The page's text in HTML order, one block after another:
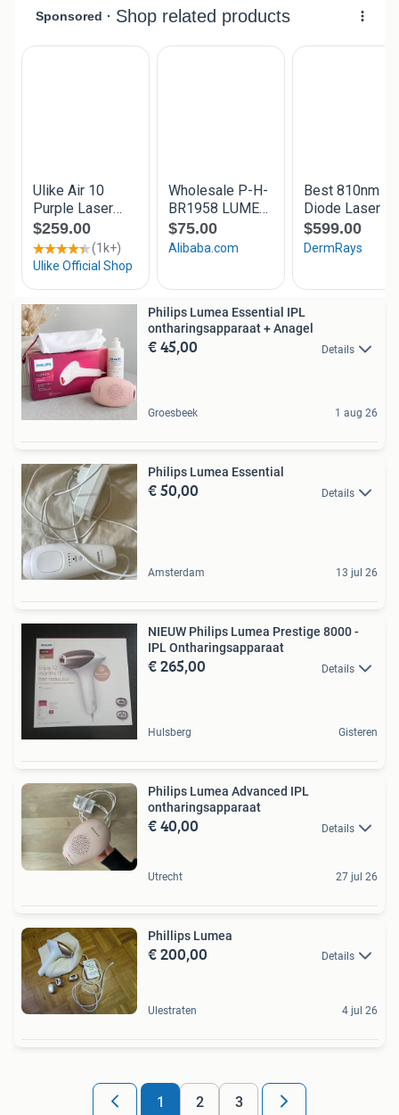
Philips Lumea Essential IPL
ontharingsapparaat + Anagel
€ 45,00 Details
Groesbeek 1 aug 26
Philips Lumea Essential
€ 50,00 Details
Amsterdam 13 jul 26
NIEUW Philips Lumea Prestige 8000 -
IPL Ontharingsapparaat
€ 265,00 Details
Hulsberg Gisteren
Philips Lumea Advanced IPL
ontharingsapparaat
€ 40,00 Details
Utrecht 27 jul 26
Phillips Lumea
€ 200,00 Details
Ulestraten 4 jul 26
1 2 3